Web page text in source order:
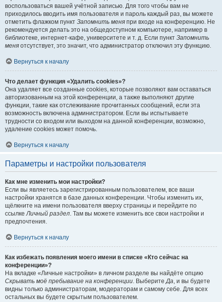
воспользоваться вашей учётной записью. Для того чтобы вам не
приходилось вводить имя пользователя и пароль каждый раз, вы можете
отметить флажком пункт Запомнить меня при входе на конференцию. Не
рекомендуется делать это на общедоступном компьютере, например в
библиотеке, интернет-кафе, университете и т. д. Если пункт Запомнить
меня отсутствует, это значит, что администратор отключил эту функцию.
Вернуться к началу
Что делает функция «Удалить cookies»?
Она удаляет все созданные cookies, которые позволяют вам оставаться
авторизованным на этой конференции, а также выполняют другие
функции, такие как отслеживание прочитанных сообщений, если эта
возможность включена администратором. Если вы испытываете
трудности со входом или выходом на данной конференции, возможно,
удаление cookies может помочь.
Вернуться к началу
Параметры и настройки пользователя
Как мне изменить мои настройки?
Если вы являетесь зарегистрированным пользователем, все ваши
настройки хранятся в базе данных конференции. Чтобы изменить их,
щёлкните на имени пользователя вверху страницы и перейдите по
ссылкеЛичный раздел. Там вы можете изменить все свои настройки и
предпочтения.
Вернуться к началу
Как избежать появления моего имени в списке «Кто сейчас на
конференции»?
На вкладке «Личные настройки» в личном разделе вы найдёте опцию
Скрывать моё пребывание на конференции. ВыберитеДа, и вы будете
видны только администраторам, модераторам и самому себе. Для всех
остальных вы будете скрытым пользователем.